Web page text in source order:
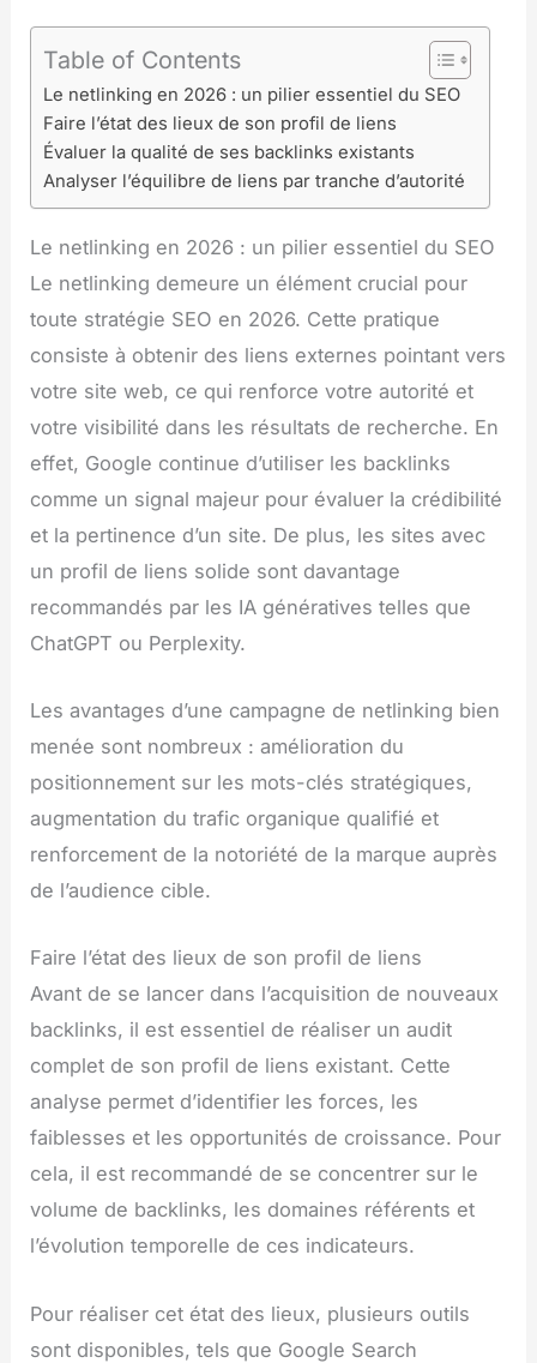
Table of Contents
Le netlinking en 2026 : un pilier essentiel du SEO
Faire l’état des lieux de son profil de liens
Évaluer la qualité de ses backlinks existants
Analyser l’équilibre de liens par tranche d’autorité
Le netlinking en 2026 : un pilier essentiel du SEO
Le netlinking demeure un élément crucial pour
toute stratégie SEO en 2026. Cette pratique
consiste à obtenir des liens externes pointant vers
votre site web, ce qui renforce votre autorité et
votre visibilité dans les résultats de recherche. En
effet, Google continue d’utiliser les backlinks
comme un signal majeur pour évaluer la crédibilité
et la pertinence d’un site. De plus, les sites avec
un profil de liens solide sont davantage
recommandés par les IA génératives telles que
ChatGPT ou Perplexity.
Les avantages d’une campagne de netlinking bien
menée sont nombreux : amélioration du
positionnement sur les mots-clés stratégiques,
augmentation du trafic organique qualifié et
renforcement de la notoriété de la marque auprès
de l’audience cible.
Faire l’état des lieux de son profil de liens
Avant de se lancer dans l’acquisition de nouveaux
backlinks, il est essentiel de réaliser un audit
complet de son profil de liens existant. Cette
analyse permet d’identifier les forces, les
faiblesses et les opportunités de croissance. Pour
cela, il est recommandé de se concentrer sur le
volume de backlinks, les domaines référents et
l’évolution temporelle de ces indicateurs.
Pour réaliser cet état des lieux, plusieurs outils
sont disponibles, tels que Google Search